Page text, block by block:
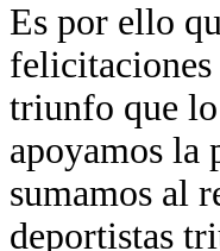
Es por ello
felicitaciones
triunfo que
apoyamos la
sumamos al
deportistas